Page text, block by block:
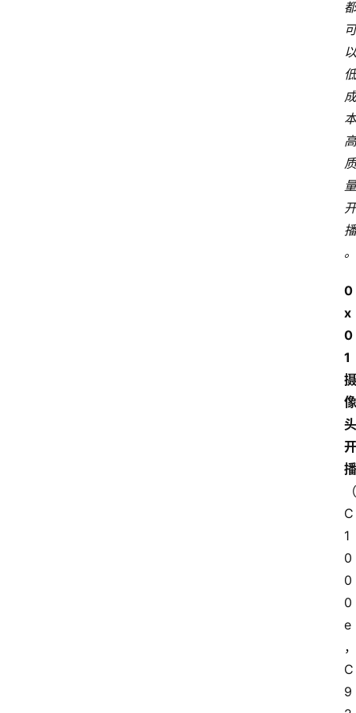
都
可
以
低
成
本
高
质
量
开
播
。
0
x
0
1
摄
像
头
开
播
（
C
1
0
0
0
e
，
C
9